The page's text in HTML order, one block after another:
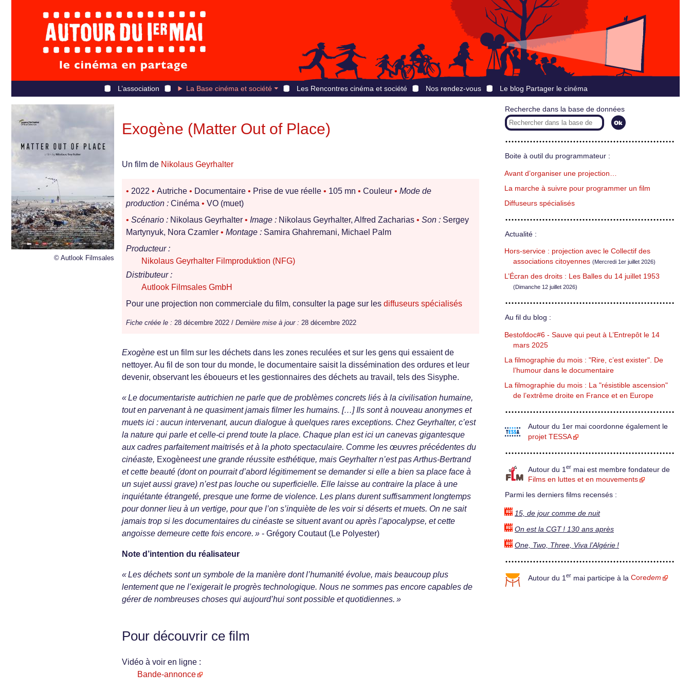
L’association La Base cinéma et société Les Rencontres cinéma et société Nos rendez-vous Le blog Partager le cinéma
© Autlook Filmsales
Exogène (Matter Out of Place)
Un film de Nikolaus Geyrhalter
• 2022 • Autriche • Documentaire • Prise de vue réelle • 105 mn • Couleur • Mode de
production : Cinéma • VO (muet)
• Scénario : Nikolaus Geyrhalter • Image : Nikolaus Geyrhalter, Alfred Zacharias • Son : Sergey
Martynyuk, Nora Czamler • Montage : Samira Ghahremani, Michael Palm
Producteur :
Nikolaus Geyrhalter Filmproduktion (NFG)
Distributeur :
Autlook Filmsales GmbH
Pour une projection non commerciale du film, consulter la page sur les diffuseurs spécialisés
Fiche créée le : 28 décembre 2022 / Dernière mise à jour : 28 décembre 2022
Exogène est un film sur les déchets dans les zones reculées et sur les gens qui essaient de
nettoyer. Au fil de son tour du monde, le documentaire saisit la dissémination des ordures et leur
devenir, observant les éboueurs et les gestionnaires des déchets au travail, tels des Sisyphe.
« Le documentariste autrichien ne parle que de problèmes concrets liés à la civilisation humaine,
tout en parvenant à ne quasiment jamais filmer les humains. […] Ils sont à nouveau anonymes et
muets ici : aucun intervenant, aucun dialogue à quelques rares exceptions. Chez Geyrhalter, c’est
la nature qui parle et celle-ci prend toute la place. Chaque plan est ici un canevas gigantesque
aux cadres parfaitement maitrisés et à la photo spectaculaire. Comme les œuvres précédentes du
cinéaste, Exogèneest une grande réussite esthétique, mais Geyrhalter n’est pas Arthus-Bertrand
et cette beauté (dont on pourrait d’abord légitimement se demander si elle a bien sa place face à
un sujet aussi grave) n’est pas louche ou superficielle. Elle laisse au contraire la place à une
inquiétante étrangeté, presque une forme de violence. Les plans durent suffisamment longtemps
pour donner lieu à un vertige, pour que l’on s’inquiète de les voir si déserts et muets. On ne sait
jamais trop si les documentaires du cinéaste se situent avant ou après l’apocalypse, et cette
angoisse demeure cette fois encore. » - Grégory Coutaut (Le Polyester)
Note d’intention du réalisateur
« Les déchets sont un symbole de la manière dont l’humanité évolue, mais beaucoup plus
lentement que ne l’exigerait le progrès technologique. Nous ne sommes pas encore capables de
gérer de nombreuses choses qui aujourd’hui sont possible et quotidiennes. »
Pour découvrir ce film
Vidéo à voir en ligne :
Bande-annonce
Recherche dans la base de données
Boite à outil du programmateur :
Avant d’organiser une projection…
La marche à suivre pour programmer un film
Diffuseurs spécialisés
Actualité :
Hors-service : projection avec le Collectif des
associations citoyennes (Mercredi 1er juillet 2026)
L’Écran des droits : Les Balles du 14 juillet 1953
(Dimanche 12 juillet 2026)
Au fil du blog :
Bestofdoc#6 - Sauve qui peut à L’Entrepôt le 14
mars 2025
La filmographie du mois : "Rire, c’est exister". De
l’humour dans le documentaire
La filmographie du mois : La "résistible ascension"
de l’extrême droite en France et en Europe
Autour du 1er mai coordonne également le
projet TESSA
Autour du 1 er mai est membre fondateur de
Films en luttes et en mouvements
Parmi les derniers films recensés :
15, de jour comme de nuit
On est la CGT ! 130 ans après
One, Two, Three, Viva l’Algérie !
Autour du 1 er mai participe à la Coredem